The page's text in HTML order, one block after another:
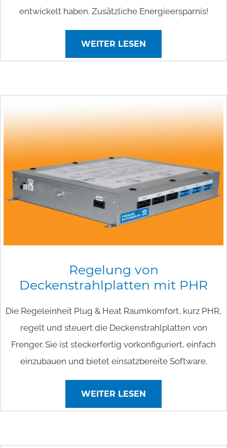
entwickelt haben. Zusätzliche Energieersparnis!
WEITER LESEN
Regelung von
Deckenstrahlplatten mit PHR
Die Regeleinheit Plug & Heat Raumkomfort, kurz PHR,
regelt und steuert die Deckenstrahlplatten von
Frenger. Sie ist steckerfertig vorkonfiguriert, einfach
einzubauen und bietet einsatzbereite Software.
WEITER LESEN